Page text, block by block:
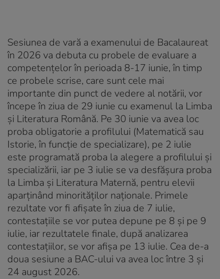
Sesiunea de vară a examenului de Bacalaureat
în 2026 va debuta cu probele de evaluare a
competențelor în perioada 8-17 iunie, în timp
ce probele scrise, care sunt cele mai
importante din punct de vedere al notării, vor
începe în ziua de 29 iunie cu examenul la Limba
și Literatura Română. Pe 30 iunie va avea loc
proba obligatorie a profilului (Matematică sau
Istorie, în funcție de specializare), pe 2 iulie
este programată proba la alegere a profilului și
specializării, iar pe 3 iulie se va desfășura proba
la Limba și Literatura Maternă, pentru elevii
aparținând minorităților naționale. Primele
rezultate vor fi afișate în ziua de 7 iulie,
contestațiile se vor putea depune pe 8 și pe 9
iulie, iar rezultatele finale, după analizarea
contestațiilor, se vor afișa pe 13 iulie. Cea de-a
doua sesiune a BAC-ului va avea loc între 3 și
24 august 2026.